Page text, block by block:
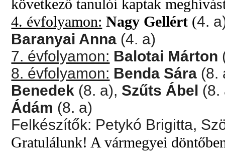
következő tanulói kaptak
4. évfolyamon: Nagy Gellért (4.
Baranyai Anna (4. a)
7. évfolyamon: Balotai Márton
8. évfolyamon: Benda Sára (8.
Benedek (8. a), Szűts Ábel
Ádám (8. a)
Felkészítők: Petykó Brigitta,
Gratulálunk! A vármegyei